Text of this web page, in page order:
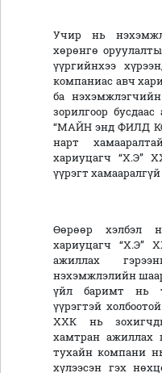
Учир нь
хөрөнгө
үүргийнхээ
компаниас авч
ба
зорилгоор
“МАЙН энд ФИЛД
нарт
хариуцагч “Х.Э”
үүрэгт
Өөрөөр хэлбэл
хариуцагч “Х.Э”
ажиллах
нэхэмжлэлийн
үйл баримт нь
үүрэгтэй
ХХК нь
хамтран ажиллах
тухайн компани нь
хүлээсэн гэх